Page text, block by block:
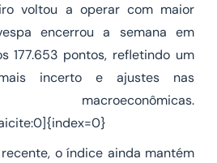
voltou a operar com maior
encerrou a semana em
177.653 pontos, refletindo um
incerto e ajustes nas
macroeconômicas.
o índice ainda mantém